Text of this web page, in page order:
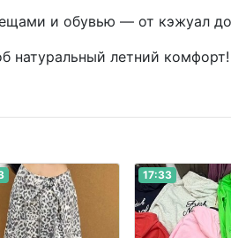
и обувью — от кэжуал до
натуральный летний комфорт!
17:33